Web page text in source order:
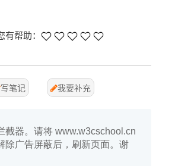
帮助：
写笔记 我要补充
截器。请将 www.w3cschool.cn
除广告屏蔽后，刷新页面。谢